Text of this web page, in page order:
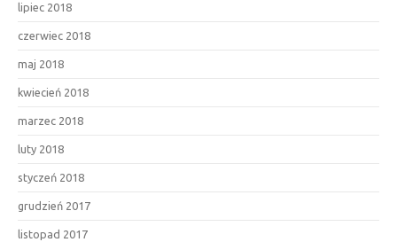
lipiec 2018
czerwiec 2018
maj 2018
kwiecień 2018
marzec 2018
luty 2018
styczeń 2018
grudzień 2017
listopad 2017